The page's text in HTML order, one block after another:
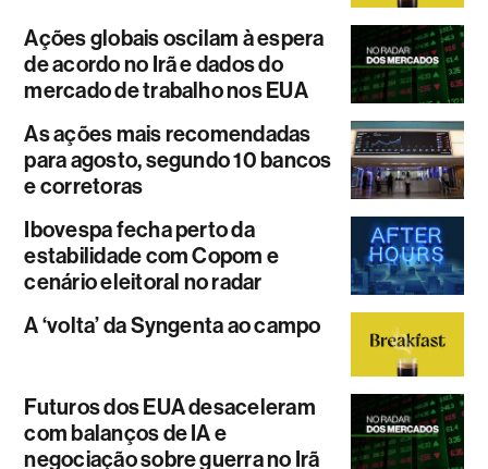
Ações globais oscilam à espera
de acordo no Irã e dados do
mercado de trabalho nos EUA
As ações mais recomendadas
para agosto, segundo 10 bancos
e corretoras
Ibovespa fecha perto da
estabilidade com Copom e
cenário eleitoral no radar
A ‘volta’ da Syngenta ao campo
Futuros dos EUA desaceleram
com balanços de IA e
negociação sobre guerra no Irã